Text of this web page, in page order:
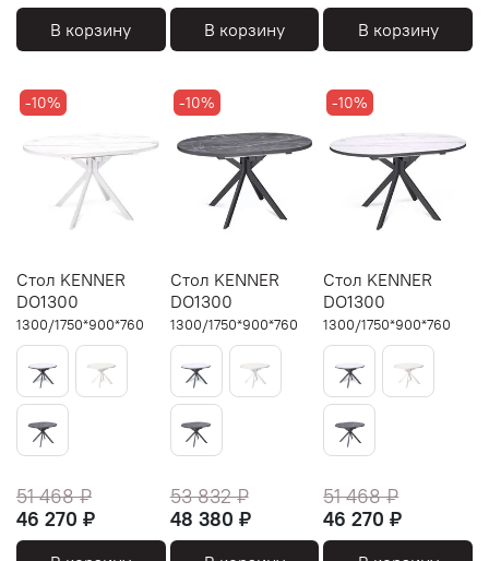
В корзину В корзину В корзину
-10%
Стол KENNER
DO1300
1300/1750*900*760
51 468 ₽
46 270 ₽
-10%
Стол KENNER
DO1300
1300/1750*900*760
53 832 ₽
48 380 ₽
-10%
Стол KENNER
DO1300
1300/1750*900*760
51 468 ₽
46 270 ₽